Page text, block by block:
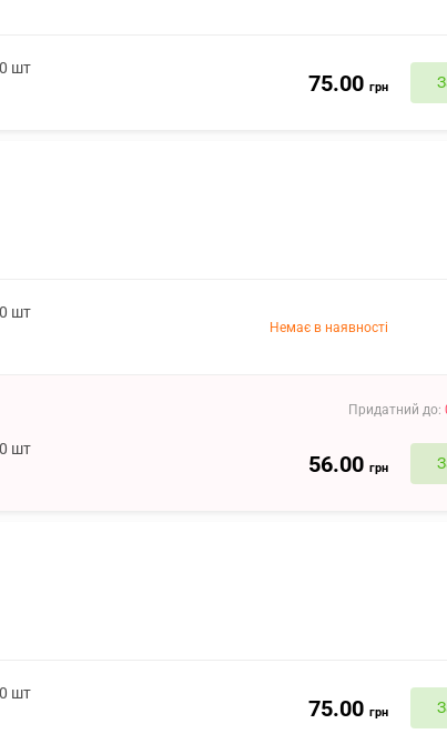
шт
75.00 грн
шт
Немає в наявності
Придатний до:
шт
56.00 грн
шт
75.00 грн